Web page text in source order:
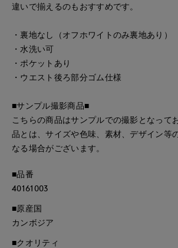
違いで揃えるのもおすすめです。
・裏地なし（オフホワイトのみ裏地あり）
・水洗い可
・ポケットあり
・ウエスト後ろ部分ゴム仕様
■サンプル撮影商品■
こちらの商品はサンプルでの撮影となって
品とは、サイズや色味、素材、デザイン等
なる場合がございます。
■品番
40161003
■原産国
カンボジア
■クオリティ